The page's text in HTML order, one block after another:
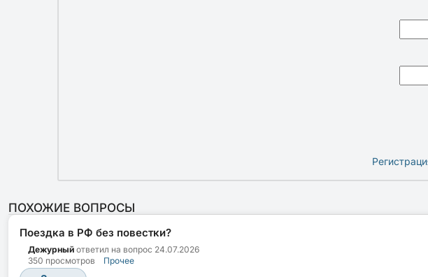
ПОХОЖИЕ ВОПРОСЫ
Поездка в РФ без повестки?
Дежурный ответил на вопрос 24.07.2026
350 просмотров
Прочее